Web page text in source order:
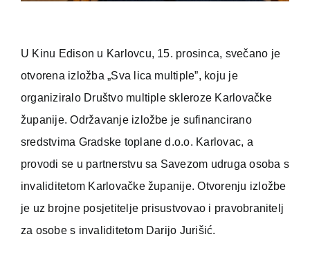
U Kinu Edison u Karlovcu, 15. prosinca, svečano je
otvorena izložba „Sva lica multiple”, koju je
organiziralo Društvo multiple skleroze Karlovačke
županije. Održavanje izložbe je sufinancirano
sredstvima Gradske toplane d.o.o. Karlovac, a
provodi se u partnerstvu sa Savezom udruga osoba s
invaliditetom Karlovačke županije. Otvorenju izložbe
je uz brojne posjetitelje prisustvovao i pravobranitelj
za osobe s invaliditetom Darijo Jurišić.